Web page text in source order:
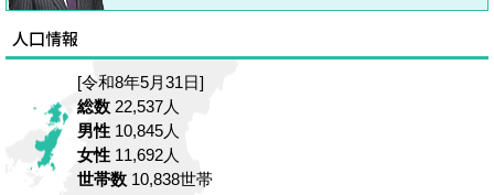
[令和8年5月31日]
総数 22,537人
男性 10,845人
女性 11,692人
世帯数 10,838世帯